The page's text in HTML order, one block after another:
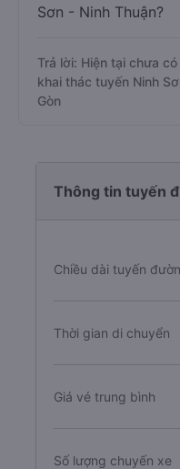
Sơn - Ninh Thuận?
Trả lời: Hiện tại chưa
khai thác tuyến Ninh
Gòn
Thông tin tuyến
Chiều dài tuyến
Thời gian di chuyển
Giá vé trung bình
Số lượng chuyến xe